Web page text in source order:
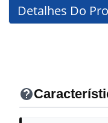
Detalhes Do